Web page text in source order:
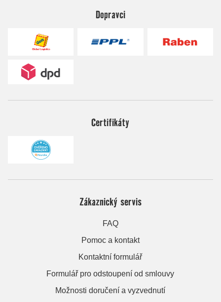
Dopravci
Certifikáty
Zákaznický servis
FAQ
Pomoc a kontakt
Kontaktní formulář
Formulář pro odstoupení od smlouvy
Možnosti doručení a vyzvednutí